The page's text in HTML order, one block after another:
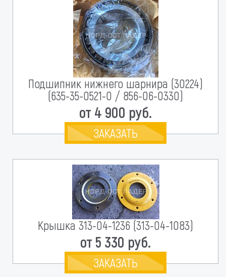
Подшипник нижнего шарнира (30224)
(635-35-0521-0 / 856-06-0330)
от 4 900 руб.
ЗАКАЗАТЬ
Крышка 313-04-1236 (313-04-1083)
от 5 330 руб.
ЗАКАЗАТЬ